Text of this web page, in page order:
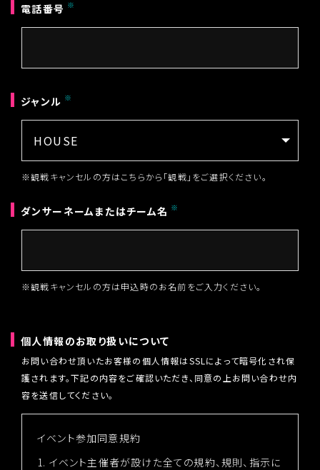
電話番号
ジャンル
※観戦キャンセルの方はこちらから「観戦」をご選択ください。
ダンサーネームまたはチーム名
※観戦キャンセルの方は申込時のお名前をご入力ください。
個人情報のお取り扱いについて
お問い合わせ頂いたお客様の個人情報はSSLによって暗号化され保
護されます。下記の内容をご確認いただき、同意の上お問い合わせ内
容を送信してください。
イベント参加同意規約
1. イベント主催者が設けた全ての規約、規則、指示に